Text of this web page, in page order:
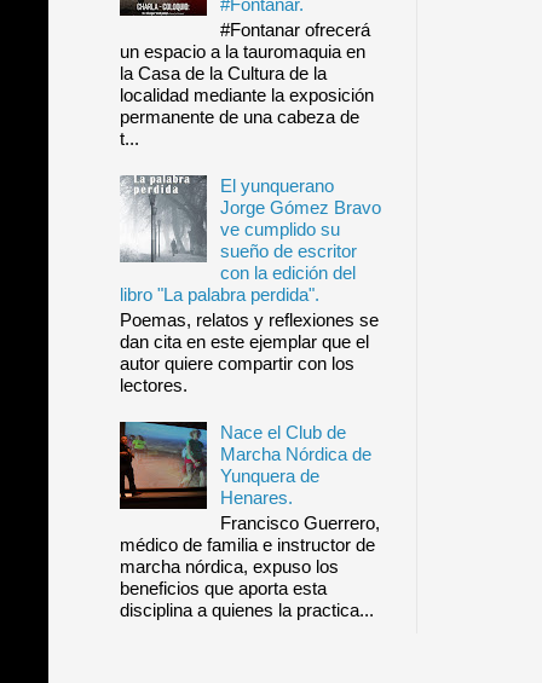
#Fontanar ofrecerá
un espacio a la tauromaquia en
la Casa de la Cultura de la
localidad mediante la exposición
permanente de una cabeza de
t...
El yunquerano
Jorge Gómez Bravo
ve cumplido su
sueño de escritor
con la edición del
libro "La palabra perdida".
Poemas, relatos y reflexiones se
dan cita en este ejemplar que el
autor quiere compartir con los
lectores.
Nace el Club de
Marcha Nórdica de
Yunquera de
Henares.
Francisco Guerrero,
médico de familia e instructor de
marcha nórdica, expuso los
beneficios que aporta esta
disciplina a quienes la practica...